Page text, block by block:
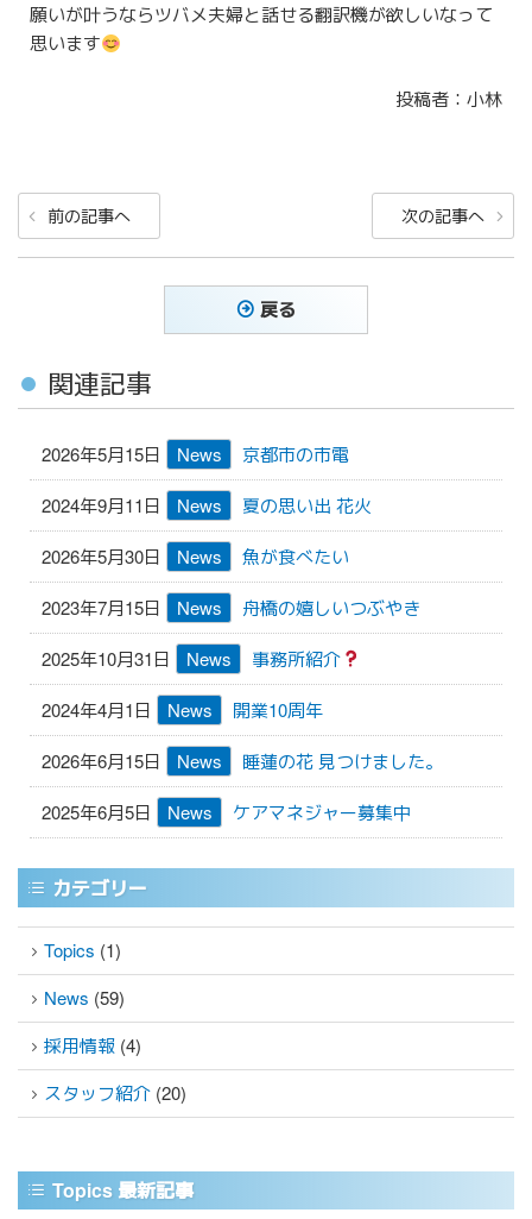
願いが叶うならツバメ夫婦と話せる翻訳機が欲しいなって
思います
投稿者：小林
投
稿
ナ
ー
シ
ョ
ン
前
の
投
前の記事へ
の
投
次の記事へ
戻る
関連記事
2026年5月15日 News 京都市の市電
2024年9月11日 News 夏の思い出 花火
2026年5月30日 News 魚が食べたい
2023年7月15日 News 舟橋の嬉しいつぶやき
2025年10月31日 News 事務所紹介
2024年4月1日 News 開業10周年
2026年6月15日 News 睡蓮の花 見つけました。
2025年6月5日 News ケアマネジャー募集中
カテゴリー
Topics (1)
News (59)
採用情報(4)
スタッフ紹介(20)
Topics 最新記事